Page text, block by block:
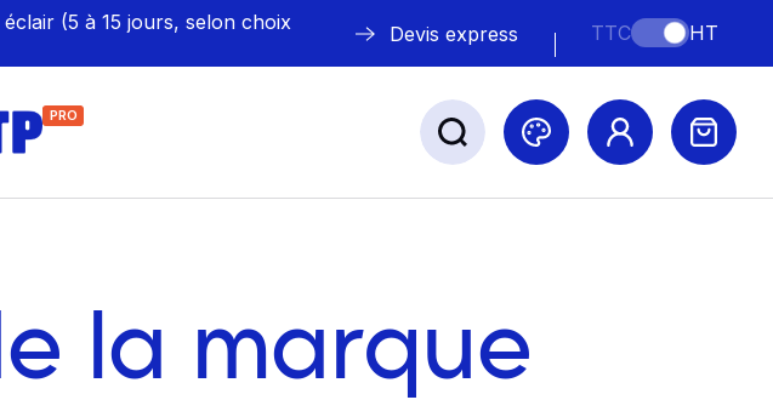
(5 à 15 jours, selon choix
Devis express TTC HT
PRO
Made in Europe
Fabriqué en France
la marque